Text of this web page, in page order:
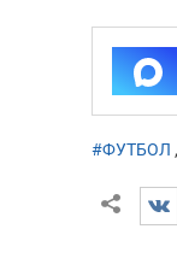
#ФУТБОЛ ,